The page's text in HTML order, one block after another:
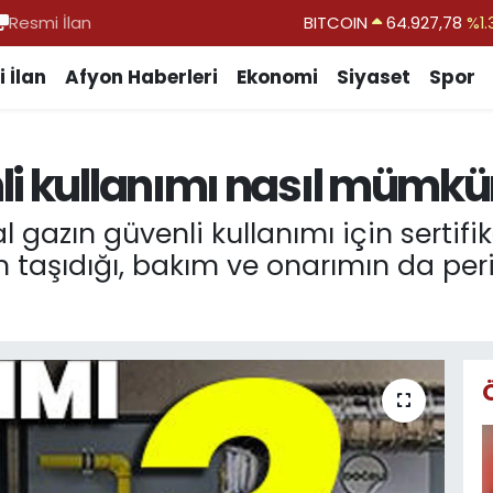
Resmi İlan DOLAR 47,5894
BİST100
13.703
BITCOIN
64.927,78
İlan Afyon Haberleri Ekonomi Siyaset Spor
kullanımı nasıl
gazın güvenli kullanımı için
bakım ve onarımın da